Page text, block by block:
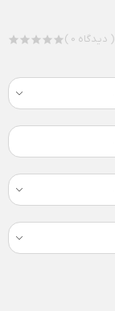
( 0 دیدگاه )